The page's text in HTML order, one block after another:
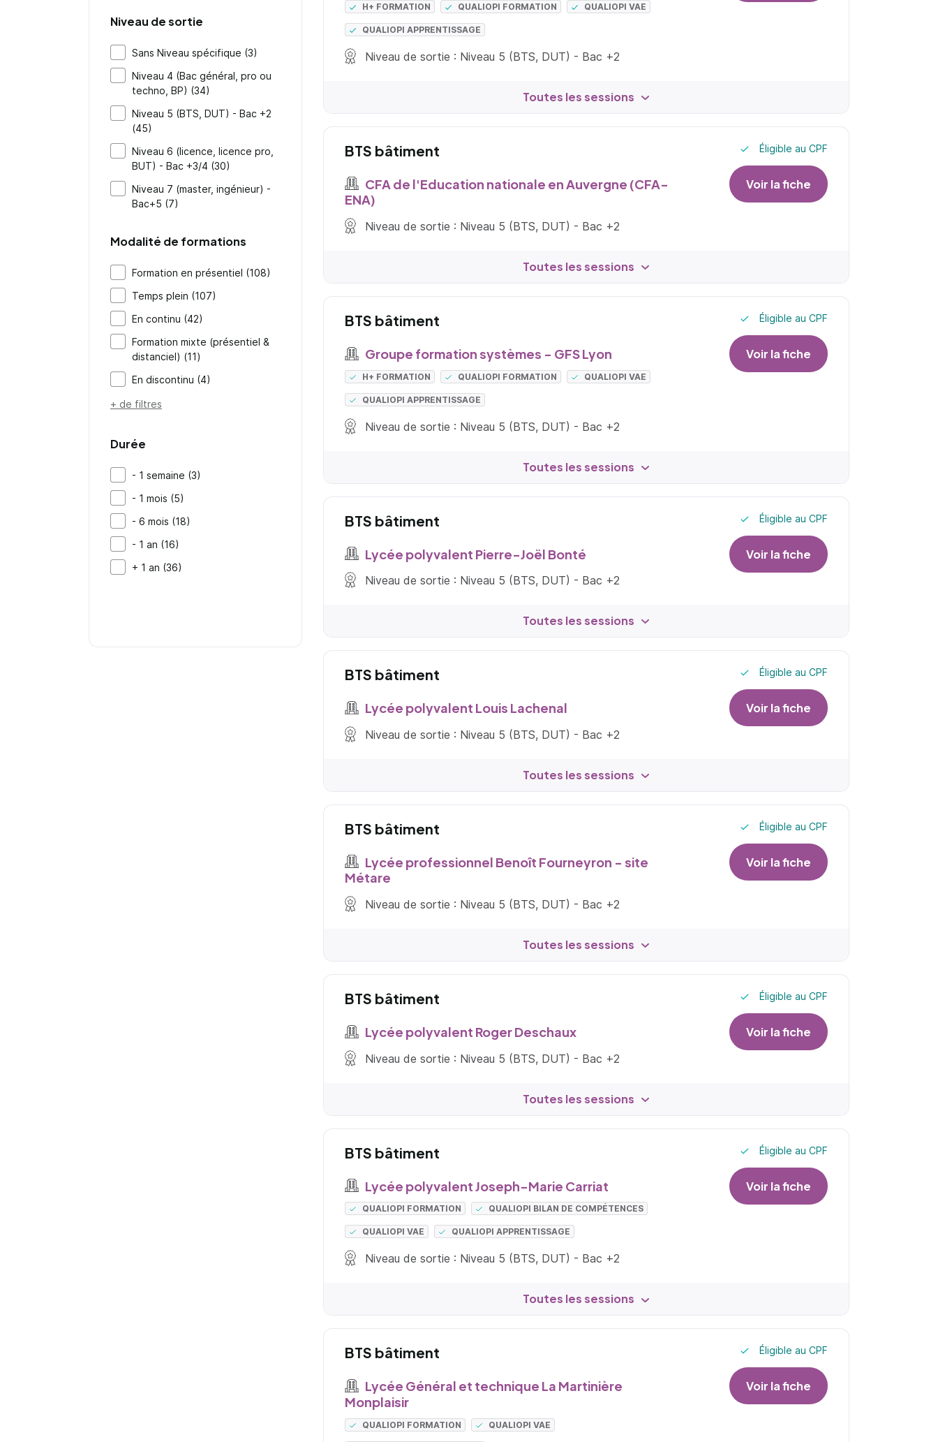
Niveau de sortie
Sans Niveau spécifique (3)
Niveau 4 (Bac général, pro ou
techno, BP) (34)
Niveau 5 (BTS, DUT) - Bac +2
(45)
Niveau 6 (licence, licence pro,
BUT) - Bac +3/4 (30)
Niveau 7 (master, ingénieur) -
Bac+5 (7)
Modalité de formations
Formation en présentiel (108)
Temps plein (107)
En continu (42)
Formation mixte (présentiel &
distanciel) (11)
En discontinu (4)
+ de filtres
Durée
- 1 semaine (3)
- 1 mois (5)
- 6 mois (18)
- 1 an (16)
+ 1 an (36)
H+ FORMATION QUALIOPI FORMATION QUALIOPI VAE
QUALIOPI APPRENTISSAGE
Niveau de sortie : Niveau 5 (BTS, DUT) - Bac +2
Toutes les sessions
BTS bâtiment
CFA de l'Education nationale en Auvergne (CFA-
ENA)
Niveau de sortie : Niveau 5 (BTS, DUT) - Bac +2
Éligible au CPF
Voir la fiche
Toutes les sessions
BTS bâtiment
Groupe formation systèmes - GFS Lyon
H+ FORMATION QUALIOPI FORMATION QUALIOPI VAE
QUALIOPI APPRENTISSAGE
Niveau de sortie : Niveau 5 (BTS, DUT) - Bac +2
Éligible au CPF
Voir la fiche
Toutes les sessions
BTS bâtiment
Lycée polyvalent Pierre-Joël Bonté
Niveau de sortie : Niveau 5 (BTS, DUT) - Bac +2
Éligible au CPF
Voir la fiche
Toutes les sessions
BTS bâtiment
Lycée polyvalent Louis Lachenal
Niveau de sortie : Niveau 5 (BTS, DUT) - Bac +2
Éligible au CPF
Voir la fiche
Toutes les sessions
BTS bâtiment
Lycée professionnel Benoît Fourneyron - site
Métare
Niveau de sortie : Niveau 5 (BTS, DUT) - Bac +2
Éligible au CPF
Voir la fiche
Toutes les sessions
BTS bâtiment
Lycée polyvalent Roger Deschaux
Niveau de sortie : Niveau 5 (BTS, DUT) - Bac +2
Éligible au CPF
Voir la fiche
Toutes les sessions
BTS bâtiment
Lycée polyvalent Joseph-Marie Carriat
QUALIOPI FORMATION QUALIOPI BILAN DE COMPÉTENCES
QUALIOPI VAE QUALIOPI APPRENTISSAGE
Niveau de sortie : Niveau 5 (BTS, DUT) - Bac +2
Éligible au CPF
Voir la fiche
Toutes les sessions
BTS bâtiment
Lycée Général et technique La Martinière
Monplaisir
QUALIOPI FORMATION QUALIOPI VAE
Éligible au CPF
Voir la fiche